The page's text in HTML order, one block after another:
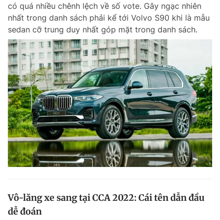
có quá nhiều chênh lệch về số vote. Gây ngạc nhiên
nhất trong danh sách phải kể tới Volvo S90 khi là mẫu
sedan cỡ trung duy nhất góp mặt trong danh sách.
Vô-lăng xe sang tại CCA 2022: Cái tên dẫn đầu
dễ đoán